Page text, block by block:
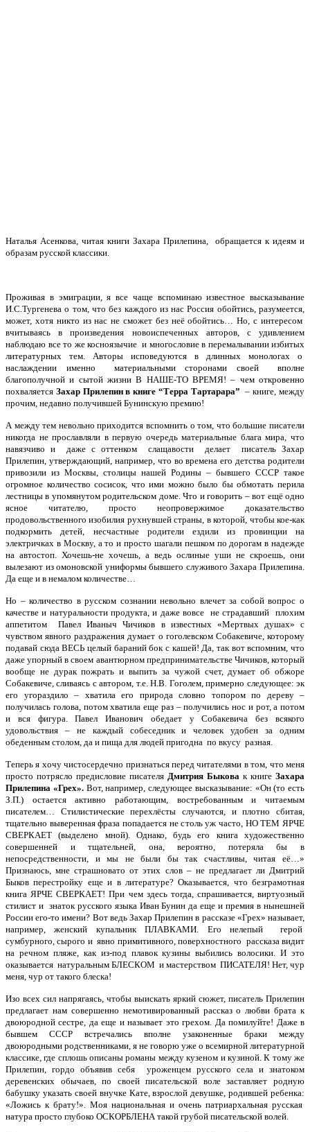
Наталья Асенкова, читая книги Захара Прилепина, обращается к идеям и
образам русской классики.
Проживая в эмиграции, я все чаще вспоминаю известное высказывание
И.С.Тургенева о том, что без каждого из нас Россия обойтись, разумеется,
может, хотя никто из нас не сможет без неё обойтись… Но, с интересом
вчитываясь в произведения новоиспеченных авторов, с удивлением
наблюдаю все то же косноязычие и многословие в перемалывании избитых
литературных тем. Авторы исповедуются в длинных монологах о
наслаждении именно материальными сторонами своей вполне
благополучной и сытой жизни В НАШЕ-ТО ВРЕМЯ! – чем откровенно
похваляется Захар Прилепин в книге “Терра Тартарара”– книге, между
прочим, недавно получившей Бунинскую премию!
А между тем невольно приходится вспомнить о том, что большие писатели
никогда не прославляли в первую очередь материальные блага мира, что
навязчиво и даже с оттенком слащавости делает писатель Захар
Прилепин, утверждающий, например, что во времена его детства родители
привозили из Москвы, столицы нашей Родины – бывшего СССР такое
огромное количество сосисок, что ими можно было бы обмотать перила
лестницы в упомянутом родительском доме. Что и говорить – вот ещё одно
ясное читателю, просто неопровержимое доказательство
продовольственного изобилия рухнувшей страны, в которой, чтобы кое-как
подкормить детей, несчастные родители ездили из провинции на
электричках в Москву, а то и просто шагали пешком по дорогам в надежде
на автостоп. Хочешь-не хочешь, а ведь ослиные уши не скроешь, они
вылезают из омоновской униформы бывшего служивого Захара Прилепина.
Да еще и в немалом количестве…
Но – количество в русском сознании невольно влечет за собой вопрос о
качестве и натуральности продукта, и даже вовсе не страдавший плохим
аппетитом Павел Иваныч Чичиков в известных «Мертвых душах» с
чувством явного раздражения думает о гоголевском Собакевиче, которому
подавай сюда ВЕСЬ целый бараний бок с кашей! Да, так вот вспомним, что
даже упорный в своем авантюрном предпринимательстве Чичиков, который
вообще не дурак пожрать и выпить за чужой счет, думает об обжоре
Собакевиче, сливаясь с автором, т.е. Н.В. Гоголем, примерно следующее: эк
его угораздило – хватила его природа словно топором по дереву –
получилась голова, потом хватила еще раз – получились нос и рот, а потом
и вся фигура. Павел Иванович обедает у Собакевича без всякого
удовольствия – не каждый собеседник и человек удобен за одним
обеденным столом, да и пища для людей пригодна по вкусу разная.
Теперь я хочу чистосердечно признаться перед читателями в том, что меня
просто потрясло предисловие писателя Дмитрия Быкова к книге Захара
Прилепина «Грех».Вот, например, следующее высказывание: «Он (то есть
З.П.) остается активно работающим, востребованным и читаемым
писателем… Стилистические перехлёсты случаются, и плотно сбитая,
тщательно выверенная фраза попадается не столь уж часто, НО ТЕМ ЯРЧЕ
СВЕРКАЕТ (выделено мной). Однако, будь его книга художественно
совершенней и тщательней, она, вероятно, потеряла бы в
непосредственности, и мы не были бы так счастливы, читая её…»
Признаюсь, мне страшновато от этих слов – не предлагает ли Дмитрий
Быков перестройку еще и в литературе? Оказывается, что безграмотная
книга ЯРЧЕ СВЕРКАЕТ! При чем здесь тогда, спрашивается, виртуозный
стилист и знаток русского языка Иван Бунин да еще и премия в нынешней
России его-то имени? Вот ведь Захар Прилепин в рассказе «Грех» называет,
например, женский купальник ПЛАВКАМИ. Его нелепый герой
сумбурного, сырого и явно примитивного, поверхностного рассказа видит
на речном пляже, как из-под плавок кузины выбились волосики. И это
оказывается натуральным БЛЕСКОМ и мастерством ПИСАТЕЛЯ! Нет, чур
меня, чур от такого блеска!
Изо всех сил напрягаясь, чтобы выискать яркий сюжет, писатель Прилепин
предлагает нам совершенно немотивированный рассказ о любви брата к
двоюродной сестре, да еще и называет это грехом. Да помилуйте! Даже в
бывшем СССР встречались вполне узаконенные браки между
двоюродными родственниками, я не говорю уже о всемирной литературной
классике, где сплошь описаны романы между кузеном и кузиной. К тому же
Прилепин, гордо объявив себя уроженцем русского села и знатоком
деревенских обычаев, по своей писательской воле заставляет родную
бабушку указать своей внучке Кате, взрослой девушке, родившей ребенка:
«Ложись к брату!». Моя национальная и очень патриархальная русская
натура просто глубоко ОСКОРБЛЕНА такой грубой писательской волей.